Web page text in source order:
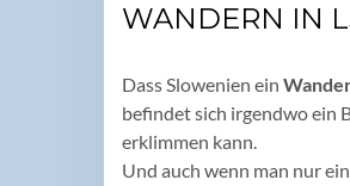
WANDERN IN
Dass Slowenien ein
befindet sich irgendwo ein
erklimmen kann.
Und auch wenn man nur